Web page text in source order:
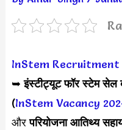
InStem Recruitment
➥ इंस्टीट्यूट फॉर स्टेम सेल
(InStem Vacancy
औरपरियोजना आतिथ्य